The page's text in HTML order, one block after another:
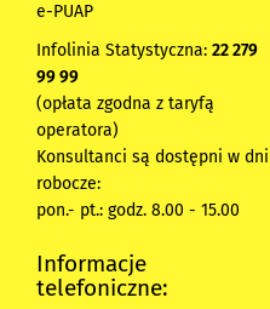
e-PUAP
Infolinia Statystyczna: 22 279
99 99
(opłata zgodna z taryfą
operatora)
Konsultanci są dostępni w dni
robocze:
pon.- pt.: godz. 8.00 - 15.00
Informacje
telefoniczne: